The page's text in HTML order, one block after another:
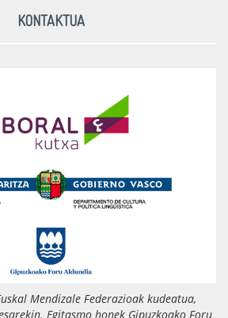
KONTAKTUA
Mendizale Federazioak kudeatua,
Egitasmo honek Gipuzkoako Foru